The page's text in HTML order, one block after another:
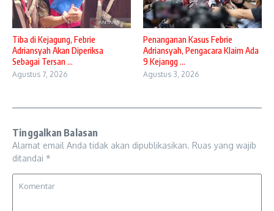
Tiba di Kejagung, Febrie
Adriansyah Akan Diperiksa
Sebagai Tersan ...
Agustus 7, 2026
Penanganan Kasus Febrie
Adriansyah, Pengacara Klaim Ada
9 Kejangg ...
Agustus 3, 2026
Tinggalkan Balasan
Alamat email Anda tidak akan dipublikasikan. Ruas yang wajib
ditandai *